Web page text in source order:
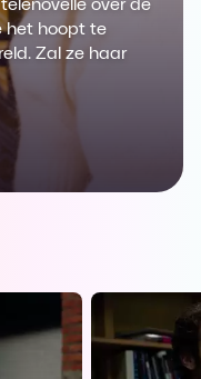
Download
over de
het hoopt te
Zal ze haar